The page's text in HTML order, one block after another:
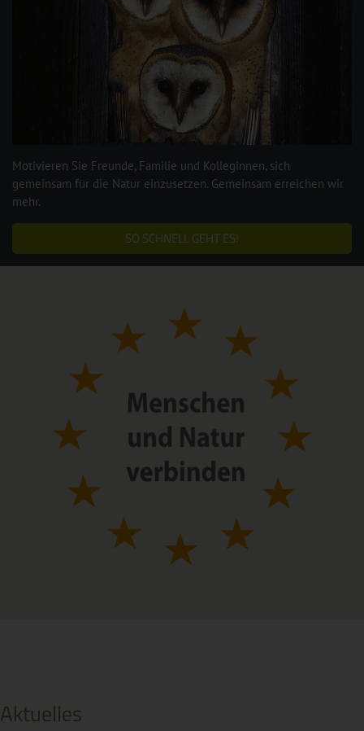
Motivieren Sie Freunde, Familie und Kolleginnen, sich
gemeinsam für die Natur einzusetzen. Gemeinsam erreichen wir
mehr.
SO SCHNELL GEHT ES!
Aktuelles